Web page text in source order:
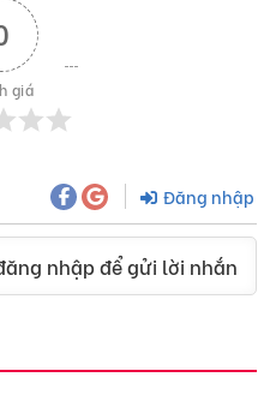
giá
Đăng nhập
nhập để gửi lời nhắn